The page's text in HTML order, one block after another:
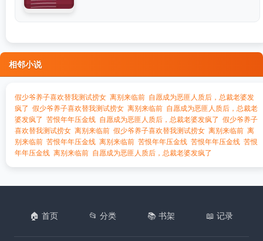
相邻小说
假少爷养子喜欢替我测试捞女 离别来临前 自愿成为恶匪人质后，总裁老婆发
疯了 假少爷养子喜欢替我测试捞女 离别来临前 自愿成为恶匪人质后，总裁老
婆发疯了 苦恨年年压金线 自愿成为恶匪人质后，总裁老婆发疯了 假少爷养子
喜欢替我测试捞女 离别来临前 假少爷养子喜欢替我测试捞女 离别来临前 离
别来临前 苦恨年年压金线 离别来临前 苦恨年年压金线 苦恨年年压金线 苦恨
年年压金线 离别来临前 自愿成为恶匪人质后，总裁老婆发疯了
🏠 首页 📂 分类 📚 书架 📖 记录